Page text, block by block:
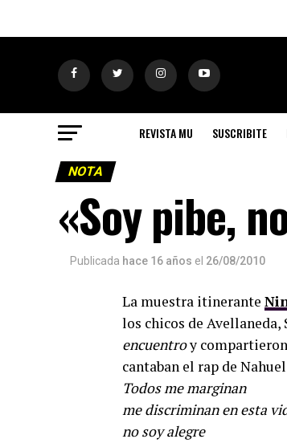
REVISTA MU SUSCRIBITE
NOTA
«Soy pibe,
Publicada hace 16 años el 26/08/2010
La muestra itinerante
los chicos de Avellaneda,
encuentroy
cantaban el rap de
Todos me marginan
me discriminan en esta
no soy alegre